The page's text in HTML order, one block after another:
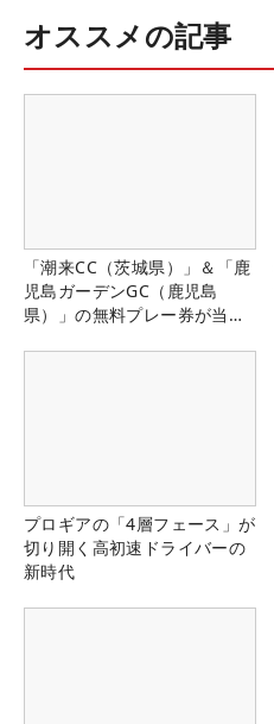
オススメの記事
「潮来CC（茨城県）」＆「鹿
児島ガーデンGC（鹿児島
県）」の無料プレー券が当た
プロギアの「4層フェース」が
切り開く高初速ドライバーの
新時代